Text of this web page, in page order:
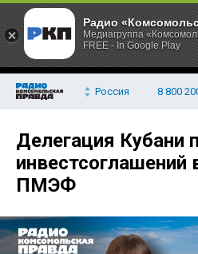
Россия 8 800
Делегация Кубани
инвестсоглашений
ПМЭФ
Радио
Медиагруппа
FREE - In Google Play